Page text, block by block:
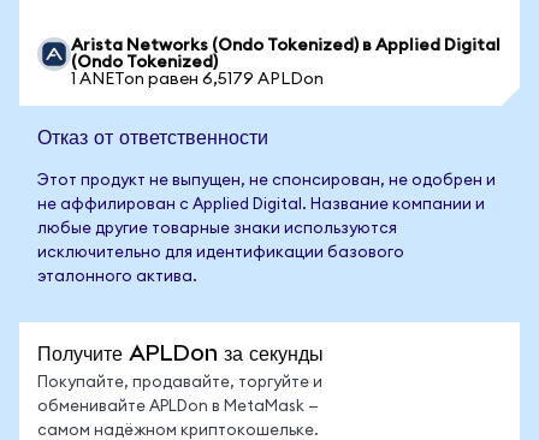
Arista Networks (Ondo Tokenized) в Applied Digital
(Ondo Tokenized)
1 ANETon равен 6,5179 APLDon
Отказ от ответственности
Этот продукт не выпущен, не спонсирован, не одобрен и
не аффилирован с Applied Digital. Название компании и
любые другие товарные знаки используются
исключительно для идентификации базового
эталонного актива.
Получите APLDon за секунды
Покупайте, продавайте, торгуйте и
обменивайте APLDon в MetaMask —
самом надёжном криптокошельке.